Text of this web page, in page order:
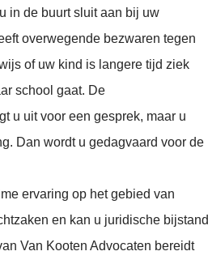
in de buurt sluit aan bij uw
overwegende bezwaren tegen
of uw kind is langere tijd ziek
school gaat. De
u uit voor een gesprek, maar u
Dan wordt u gedagvaard voor de
ervaring op het gebied van
en kan u juridische bijstand
Van Kooten Advocaten bereidt